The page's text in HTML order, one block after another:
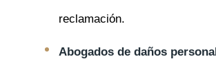
reclamación.
Abogados de daños